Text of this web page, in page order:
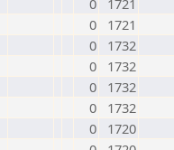
0
1721
0
1721
0
1732
0
1732
0
1732
0
1732
0
1720